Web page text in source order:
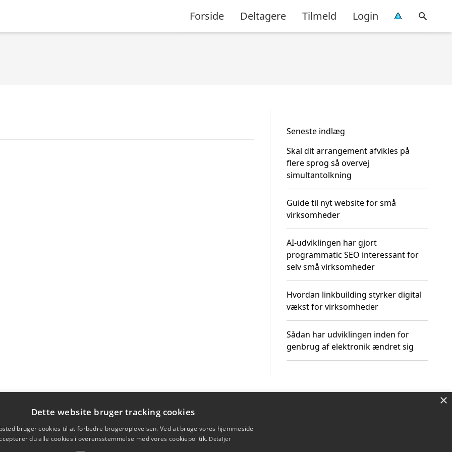
Forside Deltagere Tilmeld Login
Seneste indlæg
Skal dit arrangement afvikles på
flere sprog så overvej
simultantolkning
Guide til nyt website for små
virksomheder
AI-udviklingen har gjort
programmatic SEO interessant for
selv små virksomheder
Hvordan linkbuilding styrker digital
vækst for virksomheder
Sådan har udviklingen inden for
genbrug af elektronik ændret sig
×
Dette website bruger tracking cookies
bruger cookies til at forbedre brugeroplevelsen. Ved at bruge vores hjemmeside
du alle cookies i overensstemmelse med vores cookiepolitik. Detaljer